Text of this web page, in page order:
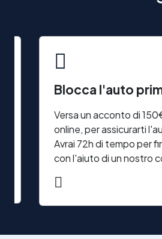
Blocca l'auto
Versa un acconto di
online, per assicurarti
Avrai 72h di tempo per
con l'aiuto di un nostro